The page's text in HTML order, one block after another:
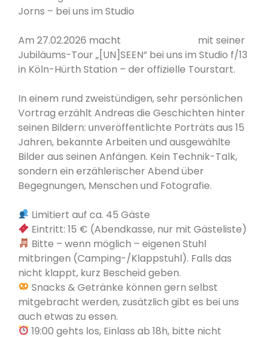
Jorns – bei uns im Studio
Am 27.02.2026 macht
mit seiner
Jubiläums-Tour „[UN]SEEN“ bei uns im Studio f/13
in Köln-Hürth Station – der offizielle Tourstart.
In einem rund zweistündigen, sehr persönlichen
Vortrag erzählt Andreas die Geschichten hinter
seinen Bildern: unveröffentlichte Porträts aus 15
Jahren, bekannte Arbeiten und ausgewählte
Bilder aus seinen Anfängen. Kein Technik-Talk,
sondern ein erzählerischer Abend über
Begegnungen, Menschen und Fotografie.
Limitiert auf ca. 45 Gäste
Eintritt: 15 € (Abendkasse, nur mit Gästeliste)
Bitte – wenn möglich – eigenen Stuhl
mitbringen (Camping-/Klappstuhl). Falls das
nicht klappt, kurz Bescheid geben.
Snacks & Getränke können gern selbst
mitgebracht werden, zusätzlich gibt es bei uns
auch etwas zu essen.
19:00 gehts los, Einlass ab 18h, bitte nicht